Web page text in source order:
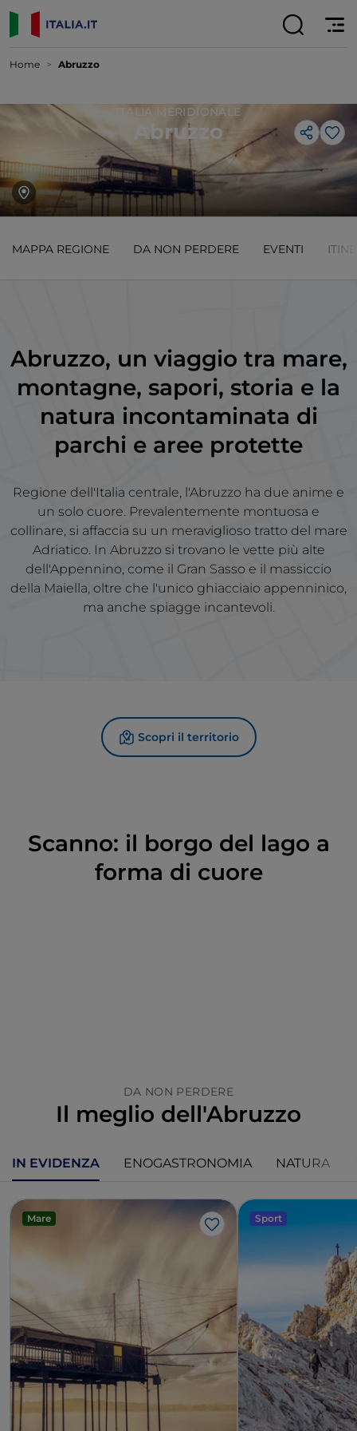
Home Abruzzo
Like
ITALIA MERIDIONALE
Abruzzo
MAPPA REGIONE DA NON PERDERE EVENTI
Abruzzo, un viaggio tra mare,
montagne, sapori, storia e la
natura incontaminata di
parchi e aree protette
Regione dell'Italia centrale, l'Abruzzo ha due anime e
un solo cuore. Prevalentemente montuosa e
collinare, si affaccia su un meraviglioso tratto del mare
Adriatico. In Abruzzo si trovano le vette più alte
dell'Appennino, come il Gran Sasso e il massiccio
della Maiella, oltre che l'unico ghiacciaio appenninico,
ma anche spiagge incantevoli.
Scopri il territorio
Scanno: il borgo del lago a
forma di cuore
DA NON PERDERE
Il meglio dell'Abruzzo
IN EVIDENZA ENOGASTRONOMIA NATURA
Mare
Like
Sport